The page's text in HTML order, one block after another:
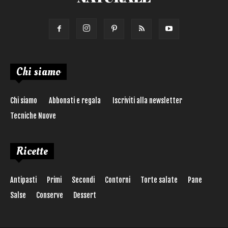
Chi siamo
Chi siamo Abbonati e regala
Iscriviti alla newsletter
Tecniche Nuove
Ricette
Antipasti Primi Secondi Contorni Torte salate
Pane
Salse
Conserve Dessert